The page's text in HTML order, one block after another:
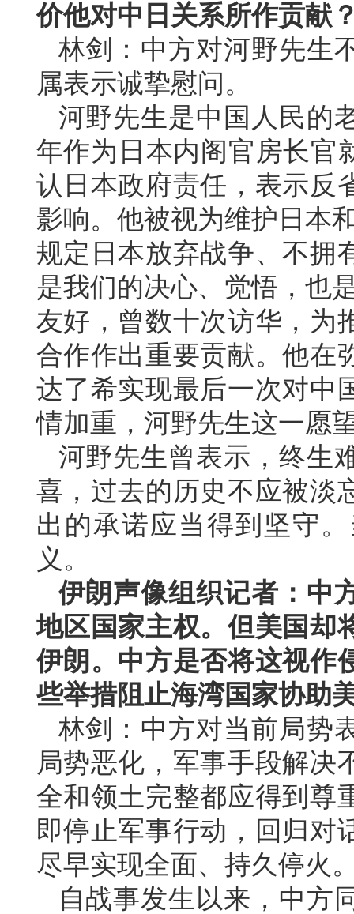
价他对中日关系所作贡献
林剑：中方对河野先生
属表示诚挚慰问。
河野先生是中国人民的
年作为日本内阁官房长官
认日本政府责任，表示反
影响。他被视为维护日本
规定日本放弃战争、不拥
是我们的决心、觉悟，也
友好，曾数十次访华，为
合作作出重要贡献。他在
达了希实现最后一次对中
情加重，河野先生这一愿
河野先生曾表示，终生
喜，过去的历史不应被淡
出的承诺应当得到坚守
义。
伊朗声像组织记者：中
地区国家主权。但美国却
伊朗。中方是否将这视作
些举措阻止海湾国家协助
林剑：中方对当前局势
局势恶化，军事手段解决
全和领土完整都应得到尊
即停止军事行动，回归对
尽早实现全面、持久停火
自战事发生以来，中方